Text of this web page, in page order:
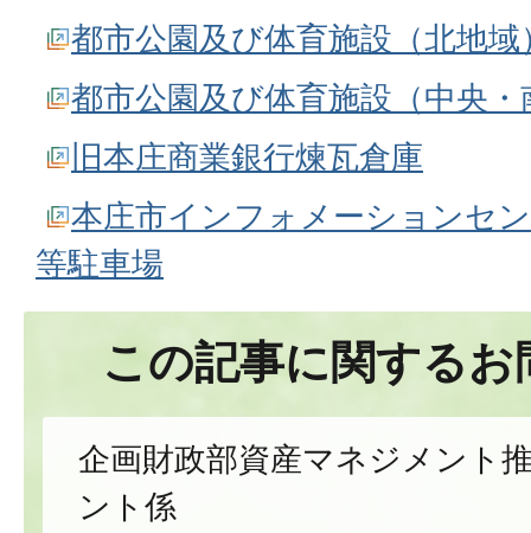
都市公園及び体育施設（北地域
都市公園及び体育施設（中央・
旧本庄商業銀行煉瓦倉庫
本庄市インフォメーションセ
等駐車場
この記事に関する
企画財政部資産マネジメント
ント係